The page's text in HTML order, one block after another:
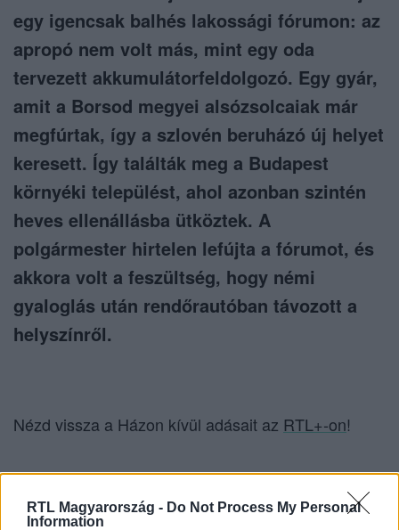
RTL Magyarország - Do Not Process My Personal
Information
egy igencsak balhés lakossági fórumon: az
apropó nem volt más, mint egy oda
tervezett akkumulátorfeldolgozó. Egy gyár,
amit a Borsod megyei alsózsolcaiak már
megfúrtak, így a szlovén beruházó új helyet
keresett. Így találták meg a Budapest
környéki települést, ahol azonban szintén
heves ellenállásba ütköztek. A
polgármester hirtelen lefújta a fórumot, és
akkora volt a feszültség, hogy némi
gyaloglás után rendőrautóban távozott a
helyszínről.
Nézd vissza a Házon kívül adásait az RTL+-on!
legyen a Google-találatokban!